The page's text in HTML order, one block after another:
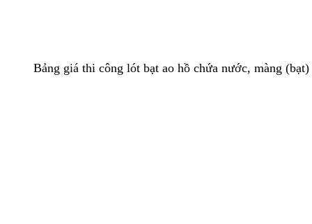
Bảng giá thi công lót bạt ao hồ chứa nước, màng